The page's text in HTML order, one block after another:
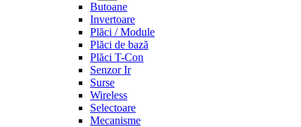
Butoane
Invertoare
Plăci / Module
Plăci de bază
Plăci T-Con
Senzor Ir
Surse
Wireless
Selectoare
Mecanisme